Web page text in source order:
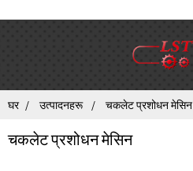
घर उत्पादनहरू चकलेट प्रशोधन मेसिन
चकलेट प्रशोधन मेसिन